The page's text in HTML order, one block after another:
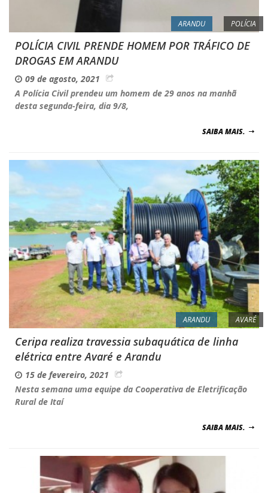
ARANDU POLÍCIA
POLÍCIA CIVIL PRENDE HOMEM POR TRÁFICO DE
DROGAS EM ARANDU
09 de agosto, 2021
A Polícia Civil prendeu um homem de 29 anos na manhã
desta segunda-feira, dia 9/8,
SAIBA MAIS.
ARANDU AVARÉ
Ceripa realiza travessia subaquática de linha
elétrica entre Avaré e Arandu
15 de fevereiro, 2021
Nesta semana uma equipe da Cooperativa de Eletrificação
Rural de Itaí
SAIBA MAIS.